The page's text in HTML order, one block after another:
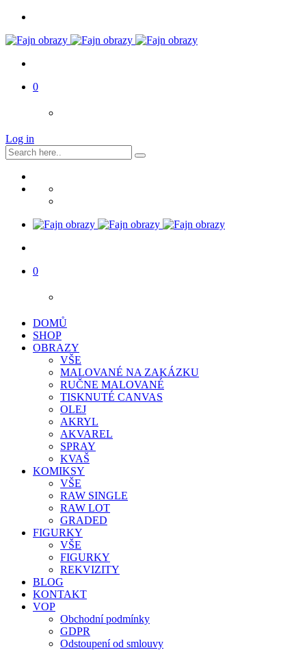
0
Log in
0
DOMŮ
SHOP
OBRAZY
VŠE
MALOVANÉ NA ZAKÁZKU
RUČNE MALOVANÉ
TISKNUTÉ CANVAS
OLEJ
AKRYL
AKVAREL
SPRAY
KVAŠ
KOMIKSY
VŠE
RAW SINGLE
RAW LOT
GRADED
FIGURKY
VŠE
FIGURKY
REKVIZITY
BLOG
KONTAKT
VOP
Obchodní podmínky
GDPR
Odstoupení od smlouvy